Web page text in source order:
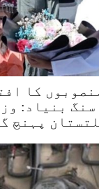
کا
سنگ بنیاد:
پہنچ